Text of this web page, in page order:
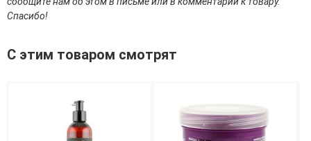
О Магазине
Доставка
Спасибо!
С этим товаром смотрят